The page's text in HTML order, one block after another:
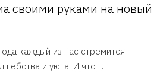
своими руками на новый
каждый из нас стремится
и уюта. И что ...